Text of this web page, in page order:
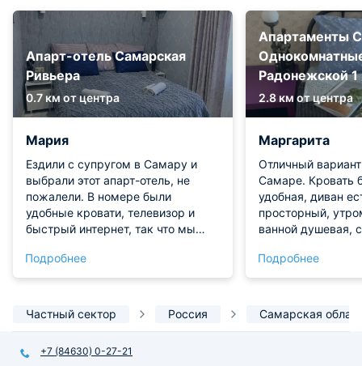
Апарт-отель Самарская
Ривьера
0.7 км от центра
Мария
Ездили с супругом в Самару и
выбрали этот апарт-отель, не
пожалели. В номере были
удобные кровати, телевизор и
быстрый интернет, так что мы
Санузел оказался полностью
укомплектован гигиеническими
кухне мы разогревали еду в
стол со стульями позволял
Подробнее
Апартаменты
Радонежской 1
2.8 км от центра
Маргарита
Отличный
Самаре. Кровать
удобная, диван
просторный,
ванной душевая,
готовить, плита,
микроволновка,
сквер Фадеева и
Подробнее
Частный сектор Россия Самарская
+7 (84630) 0-27-21